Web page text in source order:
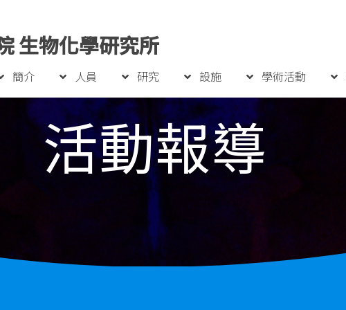
生物化學研究所
簡介 人員 研究 設施 學術活動
活動報導